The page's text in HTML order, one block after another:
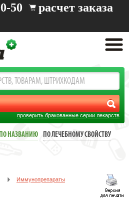
50 расчет заказа
проверить бракованные серии лекарств
НАЗВАНИЮ
ПО ЛЕЧЕБНОМУ СВОЙСТВУ
Иммунопрепараты